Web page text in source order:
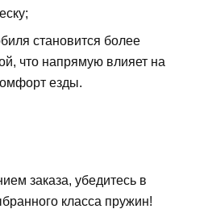
становится более
что напрямую влияет на
езды.
заказа, убедитесь в
класса пружин!